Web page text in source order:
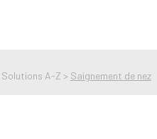
Solutions A-Z > Saignement de nez